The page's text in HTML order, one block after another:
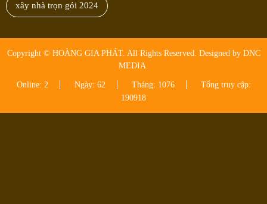
xây nhà trọn gói 2024
Copyright © HOÀNG GIA PHÁT. All Rights Reserved. Designed by DNC
MEDIA.
Online: 2 Ngày: 62 Tháng: 1076
Tổng truy cập:
190918